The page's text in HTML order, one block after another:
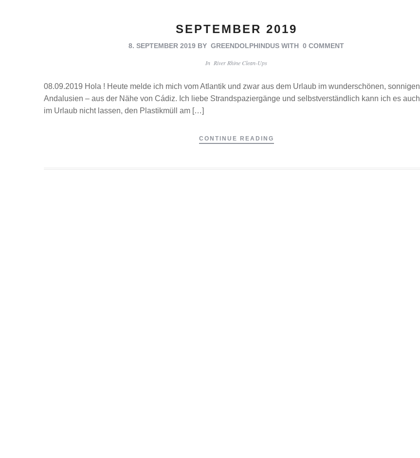
SEPTEMBER 2019
8. SEPTEMBER 2019 BYGREENDOLPHINDUS WITH0 COMMENT
In River Rhine Clean-Ups
08.09.2019 Hola ! Heute melde ich mich vom Atlantik und zwar aus dem Urlaub im wunderschönen, sonnigen
Andalusien – aus der Nähe von Cádiz. Ich liebe Strandspaziergänge und selbstverständlich kann ich es auch
im Urlaub nicht lassen, den Plastikmüll am […]
CONTINUE READING